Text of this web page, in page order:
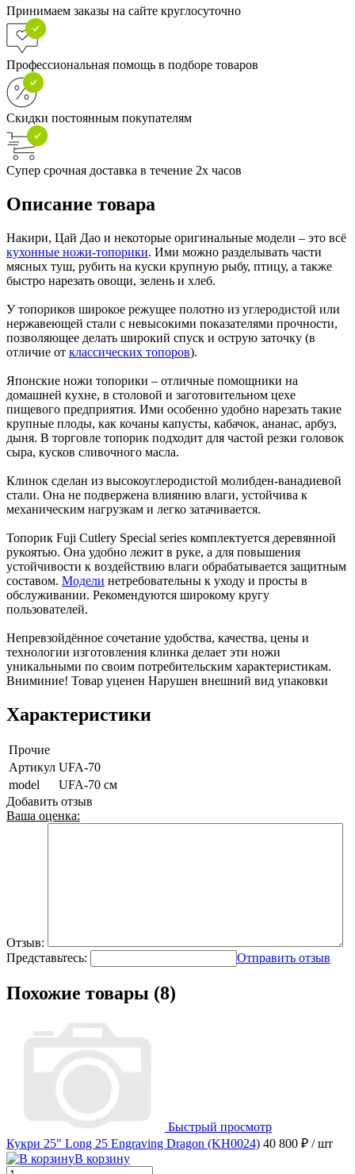
Принимаем заказы на сайте круглосуточно
Профессиональная помощь в подборе товаров
Скидки постоянным покупателям
Супер срочная доставка в течение 2х часов
Описание товара
Накири, Цай Дао и некоторые оригинальные модели – это всё
кухонные ножи-топорики. Ими можно разделывать части
мясных туш, рубить на куски крупную рыбу, птицу, а также
быстро нарезать овощи, зелень и хлеб.
У топориков широкое режущее полотно из углеродистой или
нержавеющей стали с невысокими показателями прочности,
позволяющее делать широкий спуск и острую заточку (в
отличие от классических топоров).
Японские ножи топорики – отличные помощники на
домашней кухне, в столовой и заготовительном цехе
пищевого предприятия. Ими особенно удобно нарезать такие
крупные плоды, как кочаны капусты, кабачок, ананас, арбуз,
дыня. В торговле топорик подходит для частой резки головок
сыра, кусков сливочного масла.
Клинок сделан из высокоуглеродистой молибден-ванадиевой
стали. Она не подвержена влиянию влаги, устойчива к
механическим нагрузкам и легко затачивается.
Топорик Fuji Cutlery Special series комплектуется деревянной
рукоятью. Она удобно лежит в руке, а для повышения
устойчивости к воздействию влаги обрабатывается защитным
составом. Модели нетребовательны к уходу и просты в
обслуживании. Рекомендуются широкому кругу
пользователей.
Непревзойдённое сочетание удобства, качества, цены и
технологии изготовления клинка делает эти ножи
уникальными по своим потребительским характеристикам.
Вниминие! Товар уценен Нарушен внешний вид упаковки
Характеристики
Прочие
Артикул UFA-70
model
UFA-70 см
Добавить отзыв
Ваша оценка:
Отзыв:
Представьтесь:
Отправить отзыв
Похожие товары (8)
Быстрый просмотр
Кукри 25" Long 25 Engraving Dragon (KH0024) 40 800 ₽ / шт
В корзину